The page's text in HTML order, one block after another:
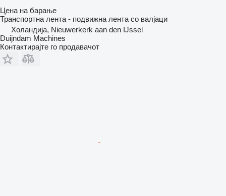
Цена на барање
Транспортна лента - подвижна лента со валјаци
Холандија, Nieuwerkerk aan den IJssel
Duijndam Machines
Контактирајте го продавачот